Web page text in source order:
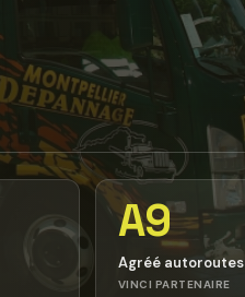
A9
Agréé autoroutes
VINCI PARTENAIRE